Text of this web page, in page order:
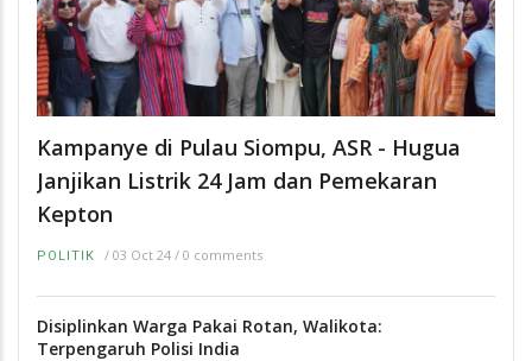
Kampanye di Pulau Siompu, ASR - Hugua
Janjikan Listrik 24 Jam dan Pemekaran
Kepton
POLITIK / 03 Oct 24 / 0 comments
Disiplinkan Warga Pakai Rotan, Walikota:
Terpengaruh Polisi India